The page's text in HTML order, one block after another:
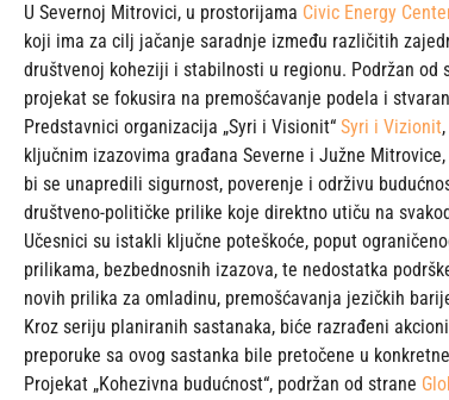
U Severnoj Mitrovici, u prostorijama Civic Energy
koji ima za cilj jačanje saradnje između različitih
društvenoj koheziji i stabilnosti u regionu. Podržan od
projekat se fokusira na premošćavanje podela i
Predstavnici organizacija „Syri i Visionit“ Syri i Vizionit
ključnim izazovima građana Severne i Južne
bi se unapredili sigurnost, poverenje i održivu
društveno-političke prilike koje direktno utiču na
Učesnici su istakli ključne poteškoće, poput
prilikama, bezbednosnih izazova, te nedostatka
novih prilika za omladinu, premošćavanja jezičkih
Kroz seriju planiranih sastanaka, biće razrađeni
preporuke sa ovog sastanka bile pretočene u
Projekat „Kohezivna budućnost“, podržan od strane